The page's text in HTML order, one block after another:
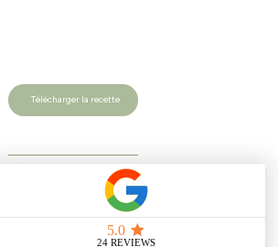
Télécharger la recette
bien-être ça commence maintenant.
Laurent Nutrition